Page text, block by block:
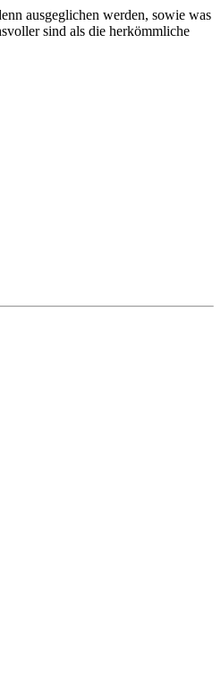
ausgeglichen werden, sowie was
sind als die herkömmliche